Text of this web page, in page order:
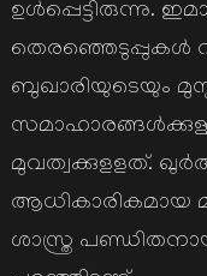
ഉള്‍പ്പെട്ടിരുന്നു.
തെരഞ്ഞെടുപ്പുകള്‍
ബുഖാരിയുടെയും
മുവത്വക്കുളളത്.
ആധികാരികമായ
ശാസ്ത്ര